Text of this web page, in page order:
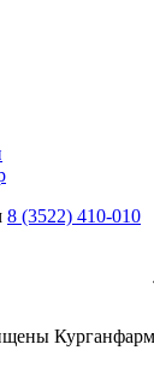
8 (3522) 410-010